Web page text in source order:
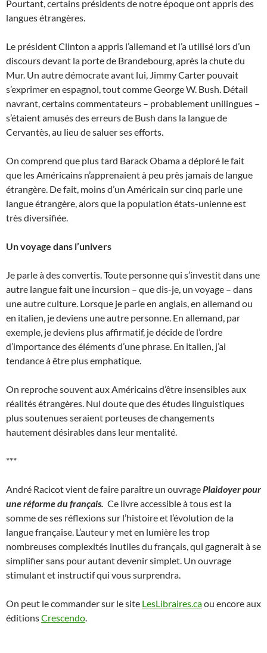
Pourtant, certains présidents de notre époque ont appris des
langues étrangères.
Le président Clinton a appris l’allemand et l’a utilisé lors d’un
discours devant la porte de Brandebourg, après la chute du
Mur. Un autre démocrate avant lui, Jimmy Carter pouvait
s’exprimer en espagnol, tout comme George W. Bush. Détail
navrant, certains commentateurs – probablement unilingues –
s’étaient amusés des erreurs de Bush dans la langue de
Cervantès, au lieu de saluer ses efforts.
On comprend que plus tard Barack Obama a déploré le fait
que les Américains n’apprenaient à peu près jamais de langue
étrangère. De fait, moins d’un Américain sur cinq parle une
langue étrangère, alors que la population états-unienne est
très diversifiée.
Un voyage dans l’univers
Je parle à des convertis. Toute personne qui s’investit dans une
autre langue fait une incursion – que dis-je, un voyage – dans
une autre culture. Lorsque je parle en anglais, en allemand ou
en italien, je deviens une autre personne. En allemand, par
exemple, je deviens plus affirmatif, je décide de l’ordre
d’importance des éléments d’une phrase. En italien, j’ai
tendance à être plus emphatique.
On reproche souvent aux Américains d’être insensibles aux
réalités étrangères. Nul doute que des études linguistiques
plus soutenues seraient porteuses de changements
hautement désirables dans leur mentalité.
***
André Racicot vient de faire paraître un ouvragePlaidoyer pour
une réforme du français. Ce livre accessible à tous est la
somme de ses réflexions sur l’histoire et l’évolution de la
langue française. L’auteur y met en lumière les trop
nombreuses complexités inutiles du français, qui gagnerait à se
simplifier sans pour autant devenir simplet. Un ouvrage
stimulant et instructif qui vous surprendra.
On peut le commander sur le site LesLibraires.caou encore aux
éditionsCrescendo.